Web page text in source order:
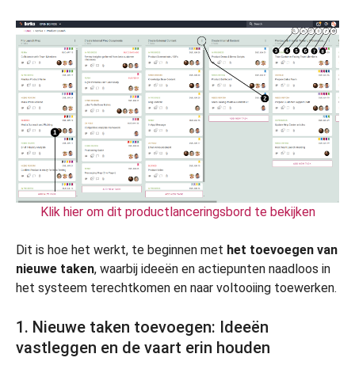
Klik hier om dit productlanceringsbord te bekijken
Dit is hoe het werkt, te beginnen met het toevoegen van
nieuwe taken, waarbij ideeën en actiepunten naadloos in
het systeem terechtkomen en naar voltooiing toewerken.
1. Nieuwe taken toevoegen: Ideeën
vastleggen en de vaart erin houden